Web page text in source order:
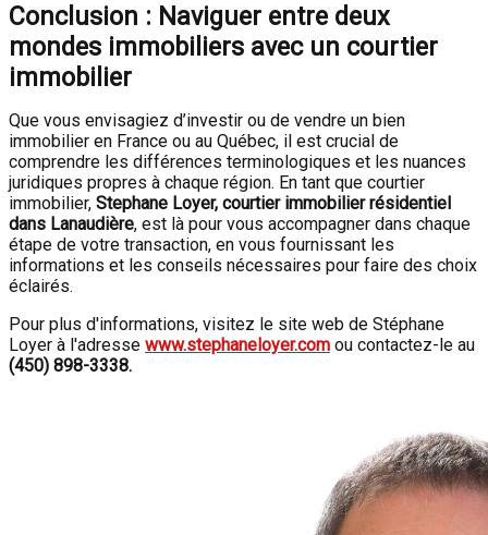
Conclusion : Naviguer entre deux
mondes immobiliers avec un courtier
immobilier
Que vous envisagiez d’investir ou de vendre un bien
immobilier en France ou au Québec, il est crucial de
comprendre les différences terminologiques et les nuances
juridiques propres à chaque région. En tant que courtier
immobilier, Stephane Loyer, courtier immobilier résidentiel
dans Lanaudière, est là pour vous accompagner dans chaque
étape de votre transaction, en vous fournissant les
informations et les conseils nécessaires pour faire des choix
éclairés.
Pour plus d'informations, visitez le site web de Stéphane
Loyer à l'adresse www.stephaneloyer.com ou contactez-le au
(450) 898-3338.